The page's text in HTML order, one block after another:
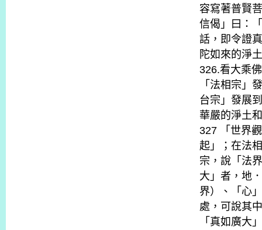
容寫著普賢
信偈」曰：
話，即令證
陀如來的淨
326.看大乘
「法相宗」
台宗」發展
華嚴的淨土
327 「世界
起」；在法
宗，說「法
大」者，地
界）、「心
處，可說其
「真如廣大